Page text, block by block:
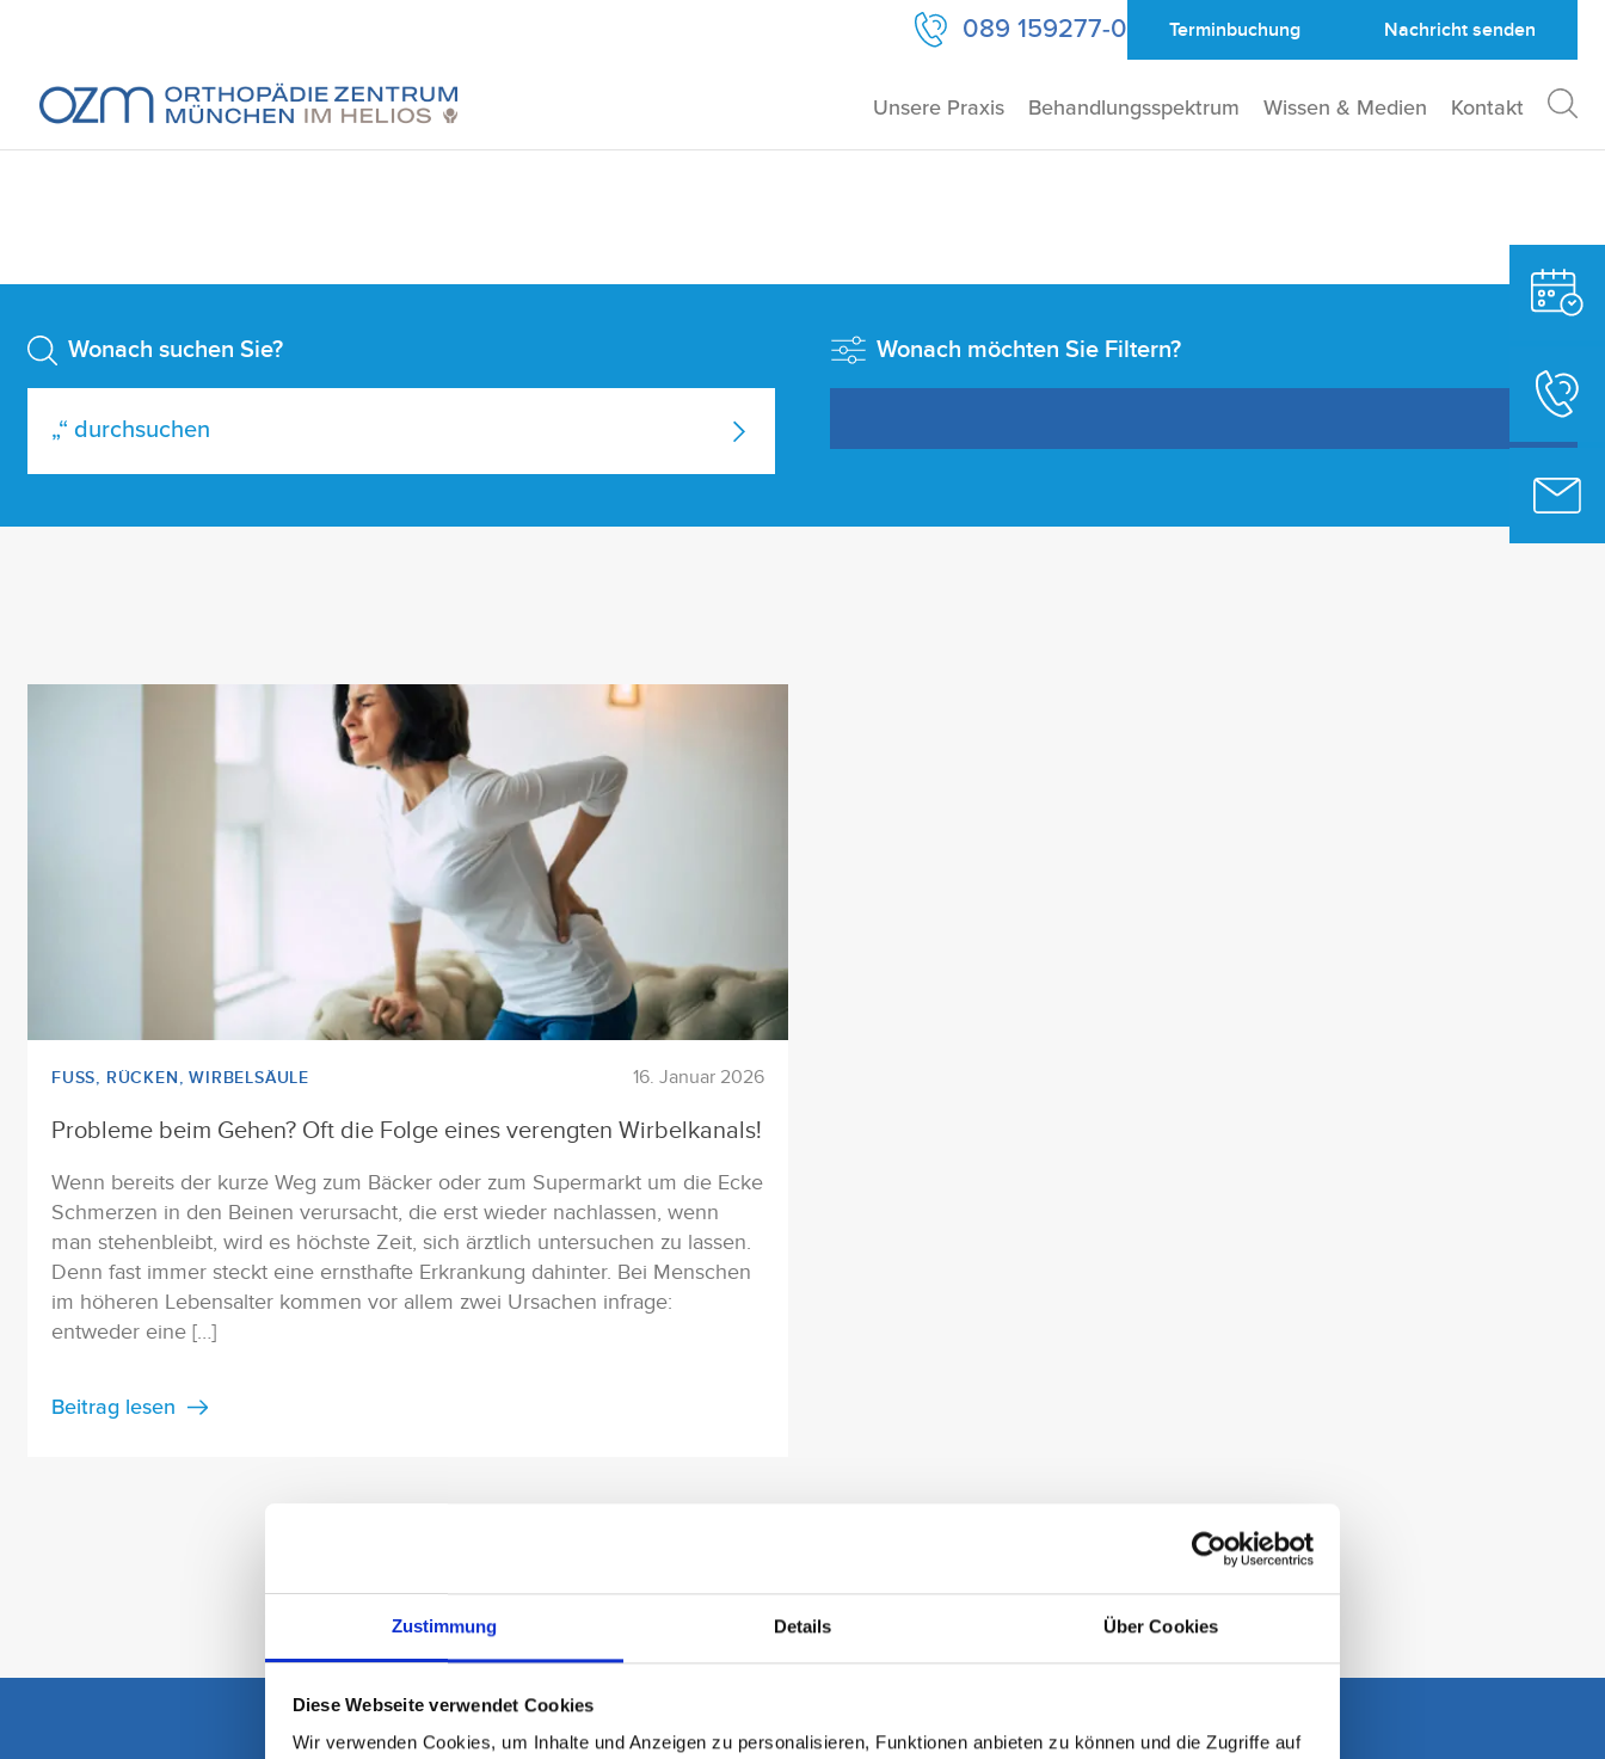
Zustimmung Details Über Cookies
Diese Webseite verwendet Cookies
Wir verwenden Cookies, um Inhalte und Anzeigen zu personalisieren, Funktionen anbieten zu können und die Zugriffe auf
Unsere Praxis Behandlungsspektrum Wissen & Medien Kontakt
Wonach suchen Sie? Wonach möchten Sie Filtern?
FUSS , RÜCKEN,WIRBELSÄULE 16. Januar 2026
Probleme beim Gehen? Oft die Folge eines verengten Wirbelkanals!
Wenn bereits der kurze Weg zum Bäcker oder zum Supermarkt um die Ecke
Schmerzen in den Beinen verursacht, die erst wieder nachlassen, wenn
man stehenbleibt, wird es höchste Zeit, sich ärztlich untersuchen zu lassen.
Denn fast immer steckt eine ernsthafte Erkrankung dahinter. Bei Menschen
im höheren Lebensalter kommen vor allem zwei Ursachen infrage:
entweder eine […]
Beitrag lesen
089 159277-0 Terminbuchung Nachricht senden